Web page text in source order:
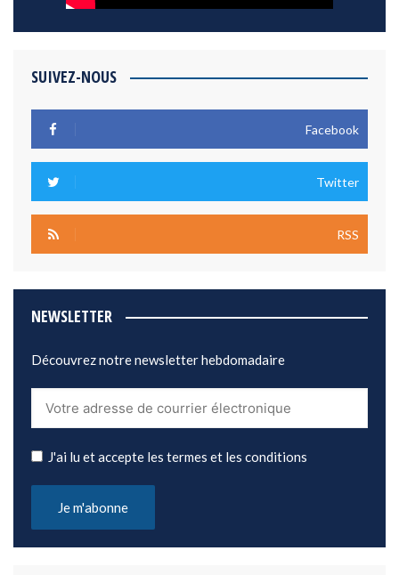
SUIVEZ-NOUS
Facebook
Twitter
RSS
NEWSLETTER
Découvrez notre newsletter hebdomadaire
J'ai lu et accepte les termes et les conditions